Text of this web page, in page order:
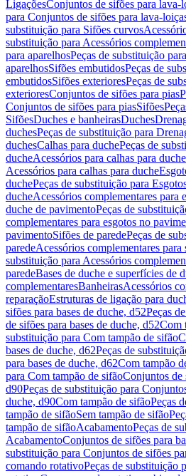
LigaçõesConjuntos de sifões para lava-
para Conjuntos de sifões para lava-
substituição para Sifões curvos
substituição para Acessórios
para aparelhosPeças de substituição
aparelhosSifões embutidosPeças de
embutidosSifões exterioresPeças de
exterioresConjuntos de sifões para pias
Conjuntos de sifões para piasSifões
SifõesDuches e banheirasDuches
duchesPeças de substituição para
duchesCalhas para duchePeças de
ducheAcessórios para calhas para duche
Acessórios para calhas para duche
duchePeças de substituição para
ducheAcessórios complementares para
duche de pavimentoPeças de
complementares para esgotos no
pavimentoSifões de paredePeças de
paredeAcessórios complementares para
substituição para Acessórios
paredeBases de duche e superfícies de
complementaresBanheirasAcessórios
reparaçãoEstruturas de ligação para
sifões para bases de duche, d52Peças
de sifões para bases de duche, d52Com
substituição para Com tampão de sifão
bases de duche, d62Peças de
para bases de duche, d62Com tampão
para Com tampão de sifãoConjuntos de
d90Peças de substituição para
duche, d90Com tampão de sifãoPeças
tampão de sifãoSem tampão de sifão
tampão de sifãoAcabamentoPeças de
AcabamentoConjuntos de sifões para
substituição para Conjuntos de sifões
comando rotativoPeças de substituição